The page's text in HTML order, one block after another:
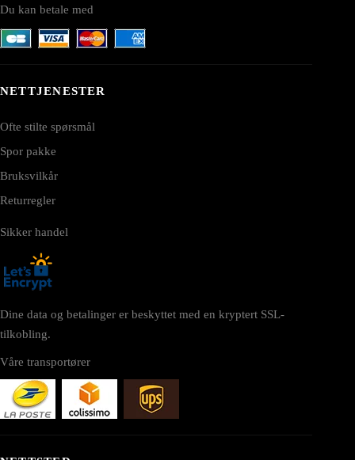
Du kan betale med
NETTJENESTER
Ofte stilte spørsmål
Spor pakke
Bruksvilkår
Returregler
Sikker handel
Dine data og betalinger er beskyttet med en kryptert SSL-
tilkobling.
Våre transportører